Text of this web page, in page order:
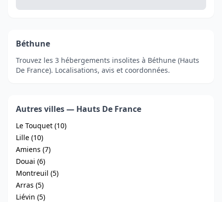
Béthune
Trouvez les 3 hébergements insolites à Béthune (Hauts
De France). Localisations, avis et coordonnées.
Autres villes — Hauts De France
Le Touquet (10)
Lille (10)
Amiens (7)
Douai (6)
Montreuil (5)
Arras (5)
Liévin (5)